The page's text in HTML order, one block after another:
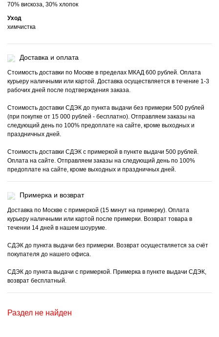
70% вискоза, 30% хлопок
Уход
химчистка
Доставка и оплата
Стоимость доставки по Москве в пределах МКАД 600 рублей. Оплата
курьеру наличными или картой. Доставка осуществляется в течение 1-3
рабочих дней после подтверждения заказа.
Стоимость доставки СДЭК до пункта выдачи без примерки 500 рублей
(при покупке от 15 000 рублей - бесплатно). Отправляем заказы на
следующий день по 100% предоплате на сайте, кроме выходных и
праздничных дней.
Стоимость доставки СДЭК с примеркой в пункте выдачи 500 рублей.
Оплата на сайте. Отправляем заказы на следующий день по 100%
предоплате на сайте, кроме выходных и праздничных дней.
Примерка и возврат
Доставка по Москве с примеркой (15 минут на примерку). Оплата
курьеру наличными или картой после примерки. Возврат товара в
течении 14 дней в нашем шоуруме.
СДЭК до пункта выдачи без примерки. Возврат осуществляется за счёт
покупателя до нашего офиса.
СДЭК до пункта выдачи с примеркой. Примерка в пункте выдачи СДЭК,
возврат бесплатный.
Раздел не найден